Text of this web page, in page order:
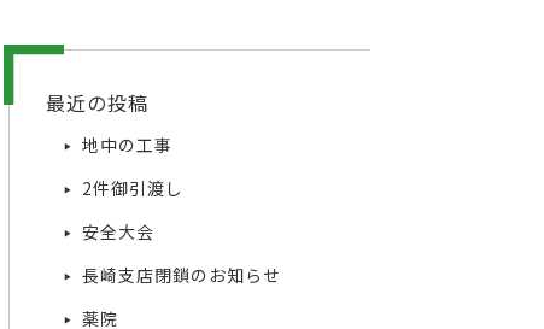
最近の投稿
地中の工事
2件御引渡し
安全大会
長崎支店閉鎖のお知らせ
薬院